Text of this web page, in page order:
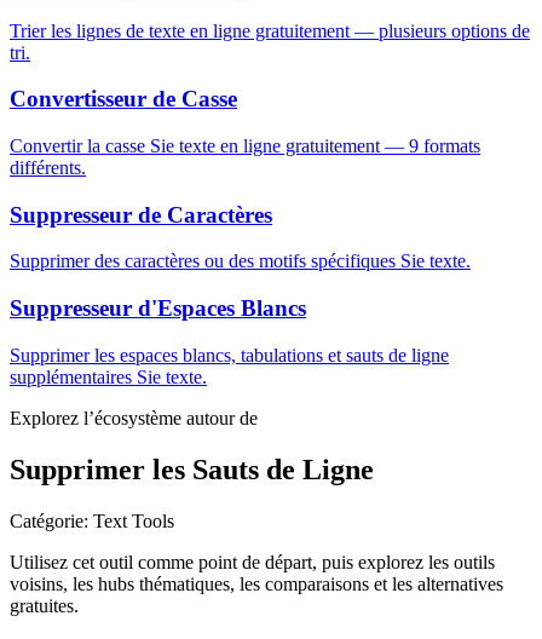
Trier les lignes de texte en ligne gratuitement — plusieurs options de
tri.
Convertisseur de Casse
Convertir la casse Sie texte en ligne gratuitement — 9 formats
différents.
Suppresseur de Caractères
Supprimer des caractères ou des motifs spécifiques Sie texte.
Suppresseur d'Espaces Blancs
Supprimer les espaces blancs, tabulations et sauts de ligne
supplémentaires Sie texte.
Explorez l’écosystème autour de
Supprimer les Sauts de Ligne
Catégorie: Text Tools
Utilisez cet outil comme point de départ, puis explorez les outils
voisins, les hubs thématiques, les comparaisons et les alternatives
gratuites.